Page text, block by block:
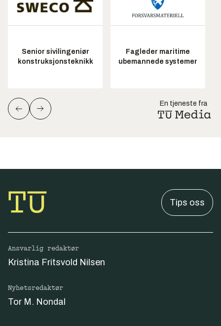
Senior sivilingeniør
konstruksjonsteknikk
Fagleder maritime
ubemannede systemer
En tjeneste fra
Tips oss
Ansvarlig redaktør
Kristina Fritsvold Nilsen
Nyhetsredaktør
Tor M. Nondal